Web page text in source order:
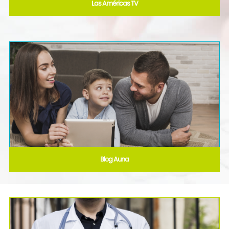
Las Américas TV
Blog Auna